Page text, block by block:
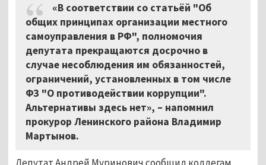
«В соответствии со статьёй "Об
общих принципах организации местного
самоуправления в РФ", полномочия
депутата прекращаются досрочно в
случае несоблюдения им обязанностей,
ограничений, установленных в том числе
ФЗ "О противодействии коррупции".
Альтернативы здесь нет», – напомнил
прокурор Ленинского района Владимир
Мартынов.